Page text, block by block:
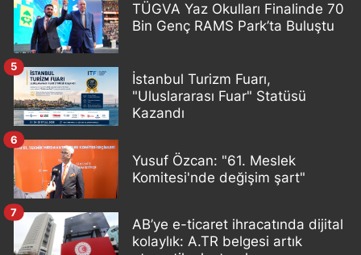
TÜGVA Yaz Okulları Finalinde 70
Bin Genç RAMS Park’ta Buluştu
İstanbul Turizm Fuarı,
"Uluslararası Fuar" Statüsü
Kazandı
5
Yusuf Özcan: "61. Meslek
Komitesi'nde değişim şart"
6
AB’ye e-ticaret ihracatında dijital
kolaylık: A.TR belgesi artık
7